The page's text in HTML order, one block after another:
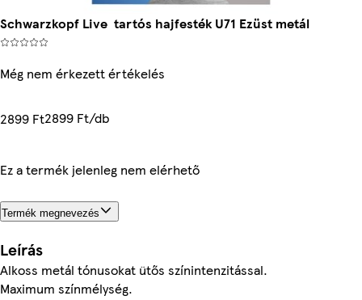
Schwarzkopf Live tartós hajfesték U71 Ezüst metál
Még nem érkezett értékelés
2899 Ft2899 Ft/db
Ez a termék jelenleg nem elérhető
Termék megnevezés
Leírás
Alkoss metál tónusokat ütős színintenzitással.
Maximum színmélység.